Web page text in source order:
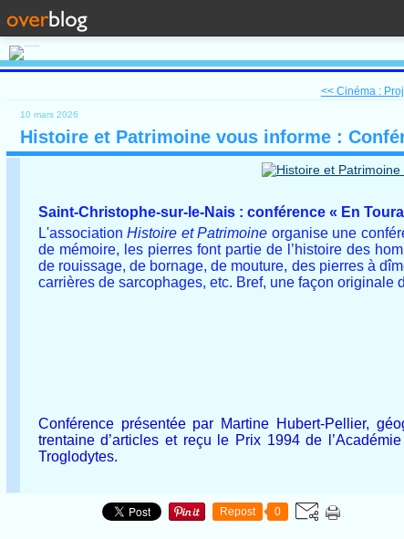
<< Cinéma :
10 mars 2026
Histoire et Patrimoine vous informe :
Saint-Christophe-sur-le-Nais : conférence « En
L'associationHistoire et Patrimoine organise une
de mémoire, les pierres font partie de l’histoire des
de rouissage, de bornage, de mouture, des pierres à
carrières de sarcophages, etc. Bref, une façon originale
Conférence présentée par Martine Hubert-Pellier,
trentaine d’articles et reçu le Prix 1994 de
Troglodytes.
Repost 0